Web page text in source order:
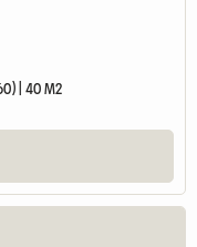
| 40 M2